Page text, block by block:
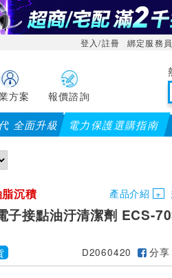
登入/註冊 綁定服務員
方案 報價諮詢
全面升級 電力保護選購指南
沉積 產品介紹
子接點油汙清潔劑 ECS-
D2060420 分享